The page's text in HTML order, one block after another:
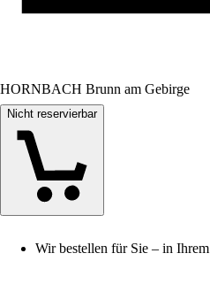
HORNBACH Brunn am Gebirge
Nicht reservierbar
Wir bestellen für Sie – in